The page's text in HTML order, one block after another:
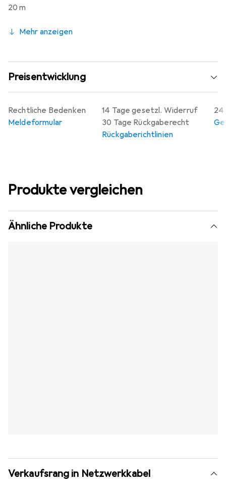
20 m
Mehr anzeigen
Preisentwicklung
14 Tage gesetzl. Widerruf
30 Tage Rückgaberecht
Rückgaberichtlinien
24
Rechtliche Bedenken
Meldeformular
Produkte vergleichen
Ähnliche Produkte
Verkaufsrang in Netzwerkkabel